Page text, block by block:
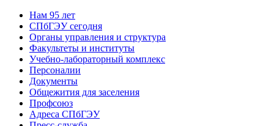
Нам 95 лет
СПбГЭУ сегодня
Органы управления и структура
Факультеты и институты
Учебно-лабораторный комплекс
Персоналии
Документы
Общежития для заселения
Профсоюз
Адреса СПбГЭУ